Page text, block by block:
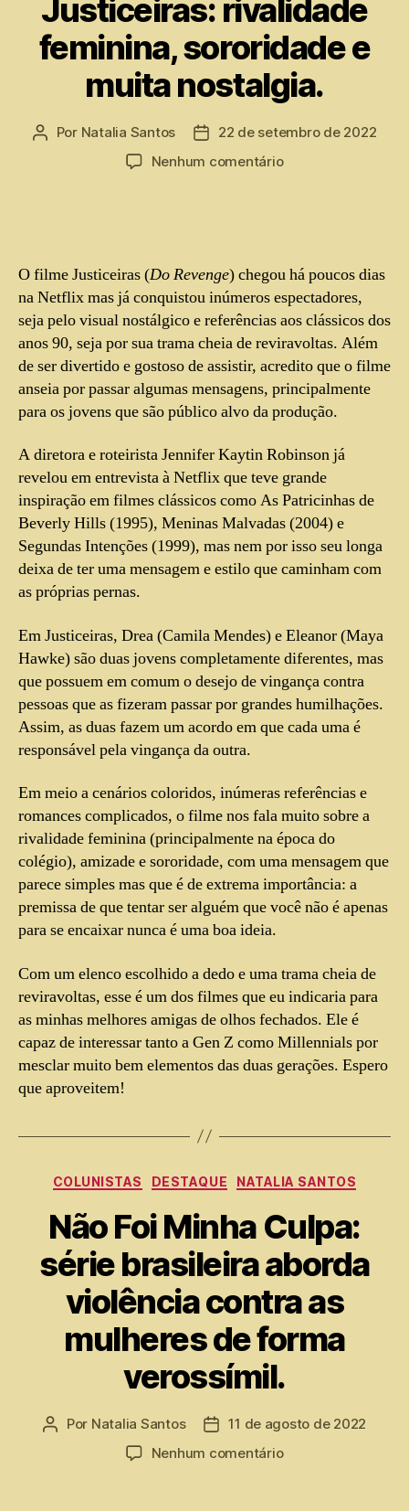
Justiceiras: rivalidade
feminina, sororidade e
muita nostalgia.
Por Natalia Santos
22 de setembro de 2022
Nenhum comentário
O filme Justiceiras(Do Revenge) chegou há poucos dias
na Netflix mas já conquistou inúmeros espectadores,
seja pelo visual nostálgico e referências aos clássicos dos
anos 90, seja por sua trama cheia de reviravoltas. Além
de ser divertido e gostoso de assistir, acredito que o filme
anseia por passar algumas mensagens, principalmente
para os jovens que são público alvo da produção.
A diretora e roteirista Jennifer Kaytin Robinson já
revelou em entrevista à Netflix que teve grande
inspiração em filmes clássicos como As Patricinhas de
Beverly Hills (1995), Meninas Malvadas (2004) e
Segundas Intenções (1999), mas nem por isso seu longa
deixa de ter uma mensagem e estilo que caminham com
as próprias pernas.
Em Justiceiras, Drea (Camila Mendes) e Eleanor (Maya
Hawke) são duas jovens completamente diferentes, mas
que possuem em comum o desejo de vingança contra
pessoas que as fizeram passar por grandes humilhações.
Assim, as duas fazem um acordo em que cada uma é
responsável pela vingança da outra.
Em meio a cenários coloridos, inúmeras referências e
romances complicados, o filme nos fala muito sobre a
rivalidade feminina (principalmente na época do
colégio), amizade e sororidade, com uma mensagem que
parece simples mas que é de extrema importância: a
premissa de que tentar ser alguém que você não é apenas
para se encaixar nunca é uma boa ideia.
Com um elenco escolhido a dedo e uma trama cheia de
reviravoltas, esse é um dos filmes que eu indicaria para
as minhas melhores amigas de olhos fechados. Ele é
capaz de interessar tanto a Gen Z como Millennials por
mesclar muito bem elementos das duas gerações. Espero
que aproveitem!
COLUNISTAS DESTAQUE NATALIA SANTOS
Não Foi Minha Culpa:
série brasileira aborda
violência contra as
mulheres de forma
verossímil.
Por Natalia Santos
11 de agosto de 2022
Nenhum comentário